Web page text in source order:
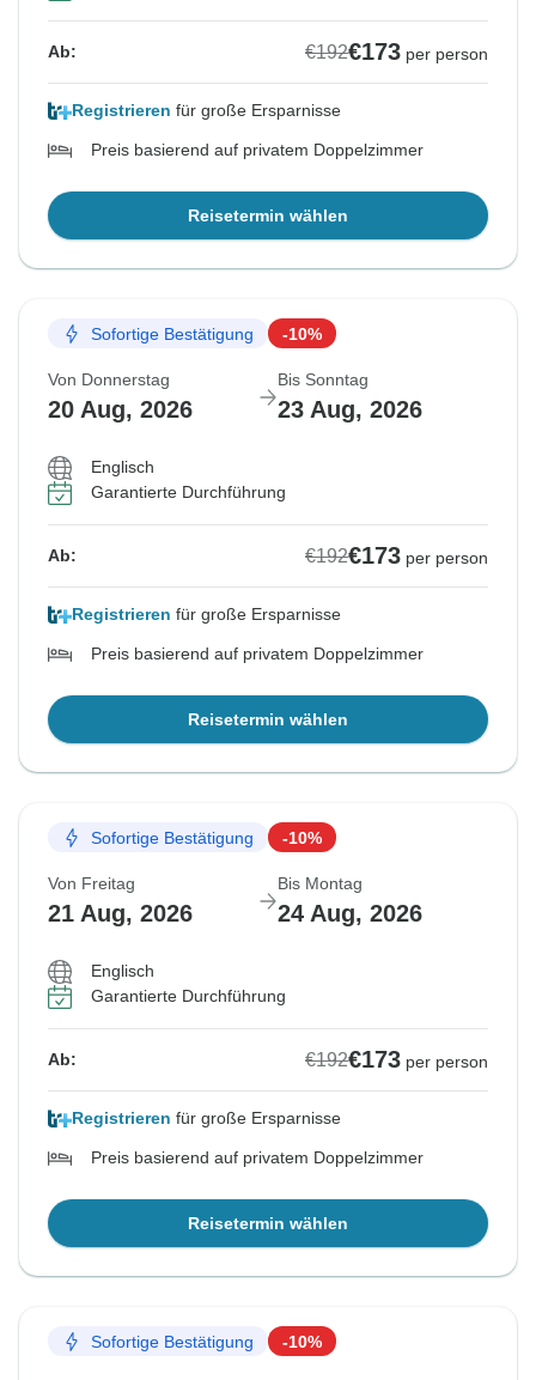
Ab: €192€173 per person
Registrieren für große Ersparnisse
Preis basierend auf privatem Doppelzimmer
Reisetermin wählen
Sofortige Bestätigung -10%
Von Donnerstag
20 Aug, 2026
Bis Sonntag
23 Aug, 2026
Englisch
Garantierte Durchführung
Ab: €192€173 per person
Registrieren für große Ersparnisse
Preis basierend auf privatem Doppelzimmer
Reisetermin wählen
Sofortige Bestätigung -10%
Von Freitag
21 Aug, 2026
Bis Montag
24 Aug, 2026
Englisch
Garantierte Durchführung
Ab: €192€173 per person
Registrieren für große Ersparnisse
Preis basierend auf privatem Doppelzimmer
Reisetermin wählen
Sofortige Bestätigung -10%